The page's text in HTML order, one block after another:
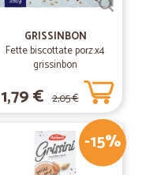
GRISSINBON
Fette biscottate porz.x4
grissinbon
1,79 € 2,05 €
-15%